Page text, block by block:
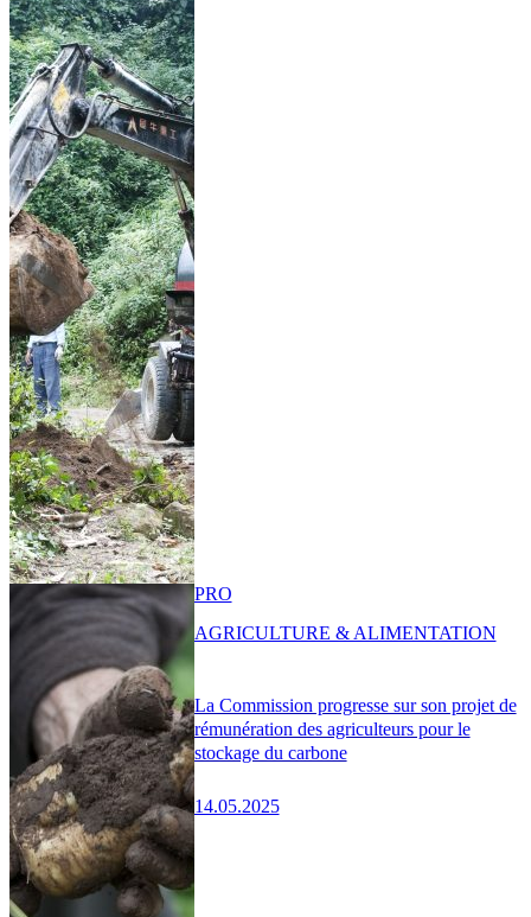
La Commission progresse sur son projet de
rémunération des agriculteurs pour le
stockage du carbone
14.05.2025
PRO
AGRICULTURE & ALIMENTATION